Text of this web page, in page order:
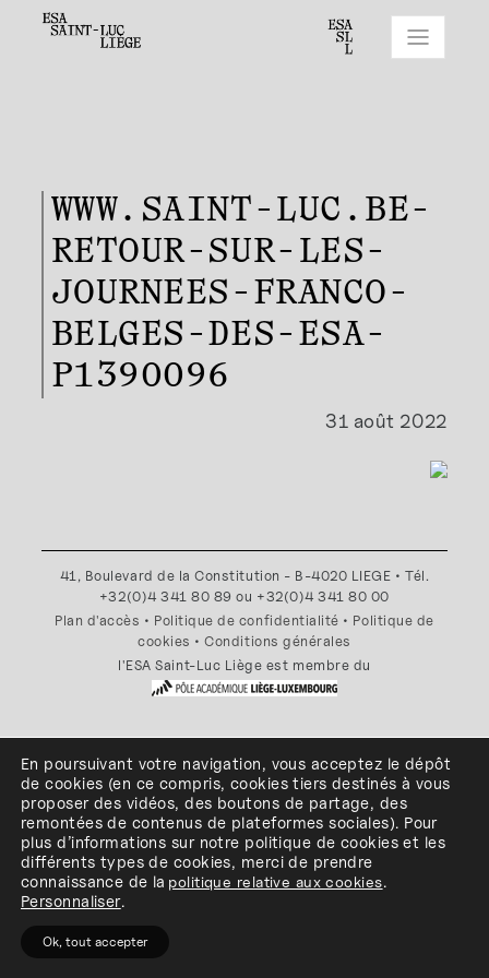
WWW.SAINT-LUC.BE-
RETOUR-SUR-LES-
JOURNEES-FRANCO-
BELGES-DES-ESA-
P1390096
31 août 2022
41, Boulevard de la Constitution - B-4020 LIEGE • Tél.
+32(0)4 341 80 89 ou +32(0)4 341 80 00
Plan d'accès • Politique de confidentialité • Politique de
cookies •Conditions générales
l'ESA Saint-Luc Liège est membre du
En poursuivant votre navigation, vous acceptez le dépôt
de cookies (en ce compris, cookiestiers destinés à vous
proposer des vidéos, des boutons de partage, des
remontées de contenus de plateformes sociales). Pour
plus d’informations sur notre politique de cookies et les
différents types de cookies, merci de prendre
connaissance de la politique relative aux cookies.
Personnaliser.
Ok, tout accepter